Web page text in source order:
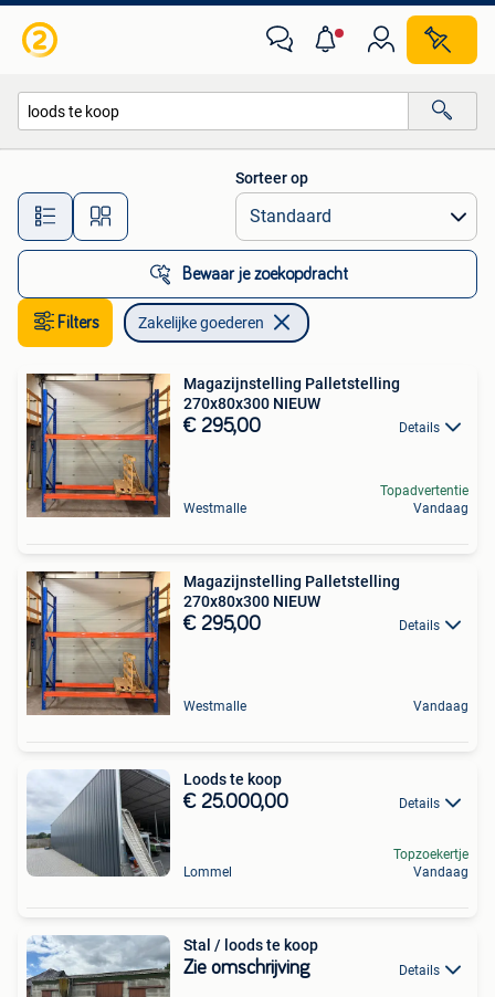
Alle afstanden…
Sorteer op
Bewaar je zoekopdracht
Filters Zakelijke goederen
Magazijnstelling Palletstelling
270x80x300 NIEUW
€ 295,00 Details
Westmalle
Topadvertentie
Vandaag
Magazijnstelling Palletstelling
270x80x300 NIEUW
€ 295,00 Details
Westmalle Vandaag
Loods te koop
€ 25.000,00 Details
Lommel
Topzoekertje
Vandaag
Stal / loods te koop
Zie omschrijving Details